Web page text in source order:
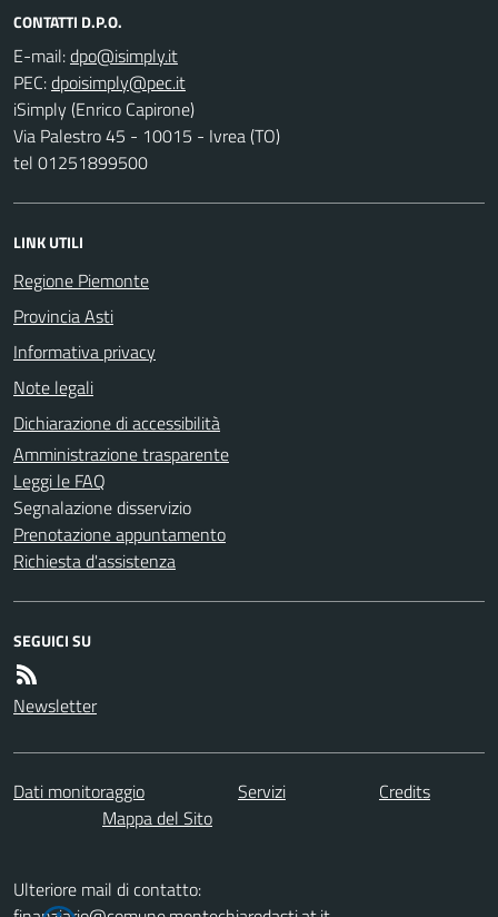
CONTATTI D.P.O.
E-mail:
PEC:
iSimply (Enrico Capirone)
Via Palestro 45 - 10015 - Ivrea (TO)
tel 01251899500
LINK UTILI
Regione Piemonte
Provincia Asti
Informativa privacy
Note legali
Dichiarazione di accessibilità
Amministrazione trasparente
Leggi le FAQ
Segnalazione disservizio
Prenotazione appuntamento
Richiesta d'assistenza
SEGUICI SU
Newsletter
Dati monitoraggio Servizi
Credits
Mappa del Sito
Ulteriore mail di contatto: